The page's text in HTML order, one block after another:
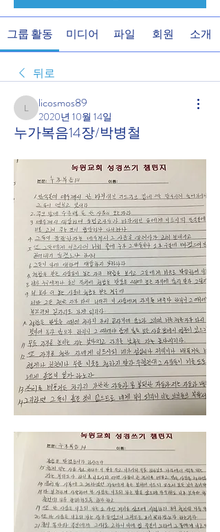
그룹 활동 미디어 파일 회원 소개
뒤로
licosmos89
licosmos89
2020년 10월 14일
누가복음14장/박병철